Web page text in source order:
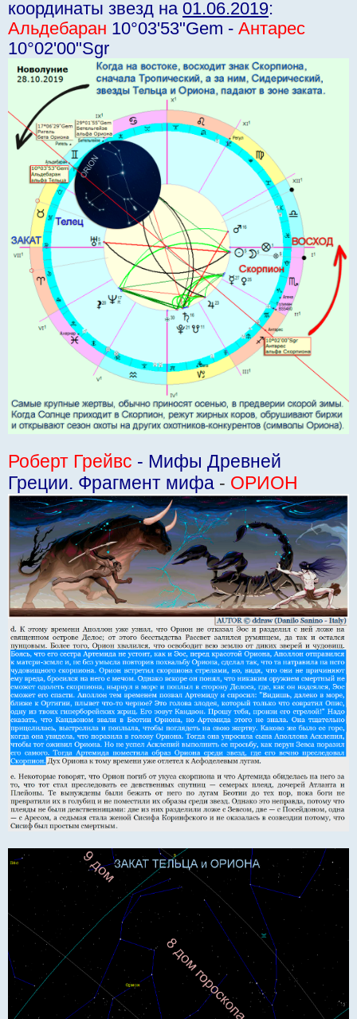
координаты звезд на 01.06.2019:
Альдебаран 10°03'53"Gem - Антарес
10°02'00"Sgr
Роберт Грейвс - Мифы Древней
Греции. Фрагмент мифа - ОРИОН